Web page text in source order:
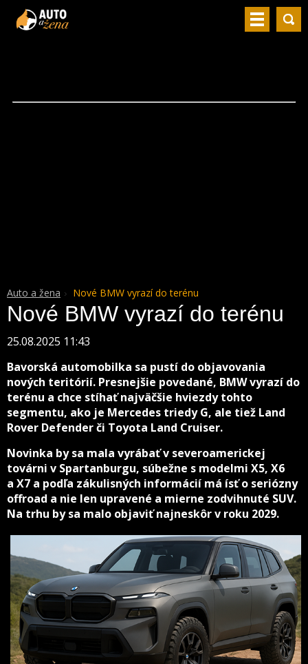
Auto a žena Nové BMW vyrazí do terénu
Nové BMW vyrazí do terénu
25.08.2025 11:43
Bavorská automobilka sa pustí do objavovania
nových teritórií. Presnejšie povedané, BMW vyrazí do
terénu a chce stíhať najväčšie hviezdy tohto
segmentu, ako je Mercedes triedy G, ale tiež Land
Rover Defender či Toyota Land Cruiser.
Novinka by sa mala vyrábať v severoamerickej
továrni v Spartanburgu, súbežne s modelmi X5, X6
a X7 a podľa zákulisných informácií má ísť o seriózny
offroad a nie len upravené a mierne zodvihnuté SUV.
Na trhu by sa malo objaviť najneskôr v roku 2029.